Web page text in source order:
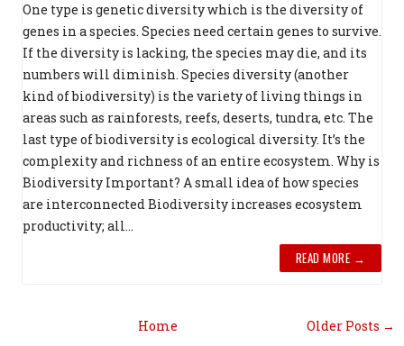
One type is genetic diversity which is the diversity of
genes in a species. Species need certain genes to survive.
If the diversity is lacking, the species may die, and its
numbers will diminish. Species diversity (another
kind of biodiversity) is the variety of living things in
areas such as rainforests, reefs, deserts, tundra, etc. The
last type of biodiversity is ecological diversity. It’s the
complexity and richness of an entire ecosystem. Why is
Biodiversity Important? A small idea of how species
are interconnected Biodiversity increases ecosystem
productivity; all...
READ MORE →
Older Posts →
Home